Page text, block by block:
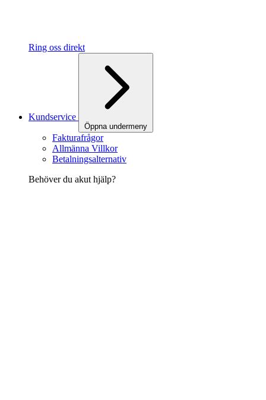
Ring oss direkt
Kundservice
Öppna undermeny
Fakturafrågor
Allmänna Villkor
Betalningsalternativ
Behöver du akut hjälp?